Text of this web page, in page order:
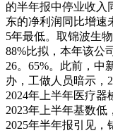
的半年报中停业收入
东的净利润同比增速
5年最低。取锦波生
88%比拟，本年该公
26。65%。此前，中
办，工做人员暗示，
2024年上半年医疗
2023年上半年基数低
2025年半年报引见